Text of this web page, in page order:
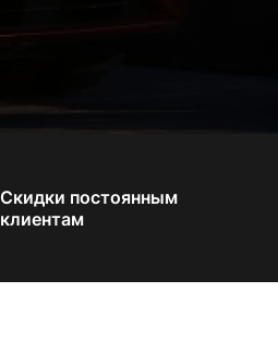
Скидки постоянным
клиентам